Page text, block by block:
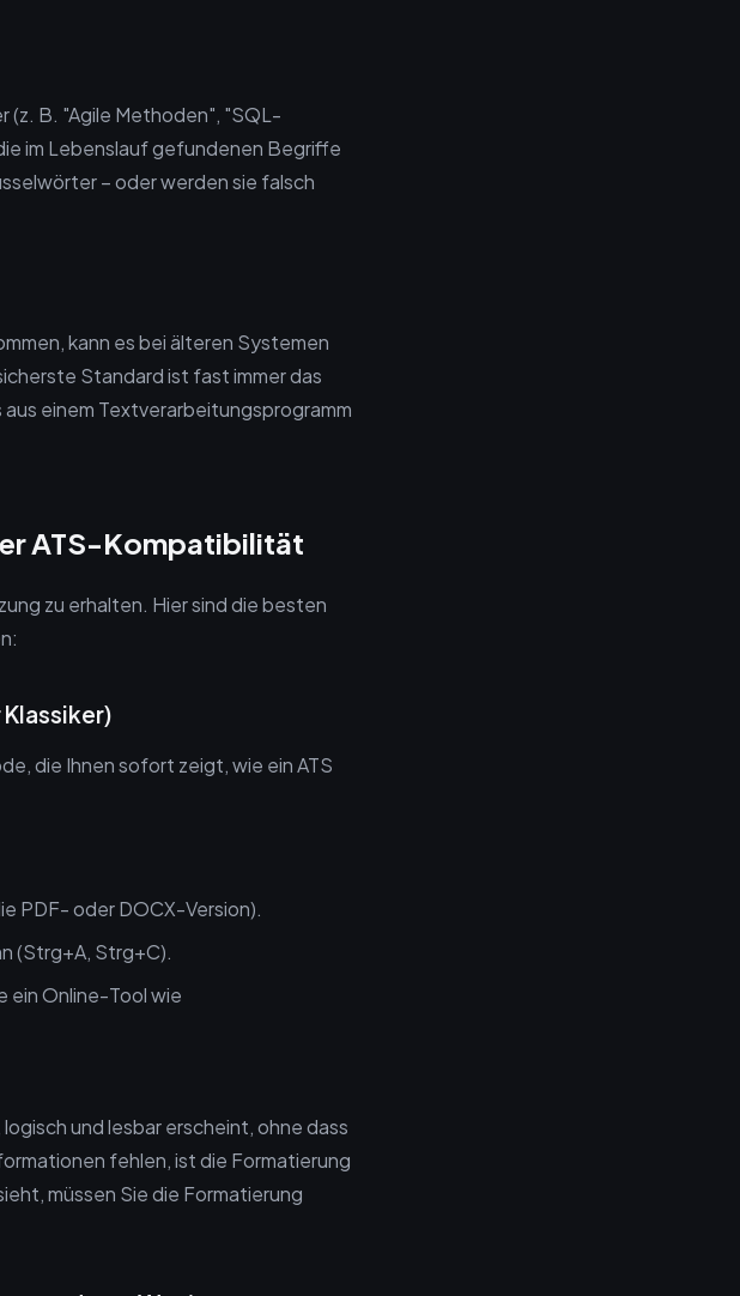
(z. B. "Agile Methoden", "SQL-
im Lebenslauf gefundenen Begriffe
– oder werden sie falsch
kann es bei älteren Systemen
Standard ist fast immer das
einem Textverarbeitungsprogramm
ATS-Kompatibilität
zu erhalten. Hier sind die besten
die Ihnen sofort zeigt, wie ein ATS
PDF- oder DOCX-Version).
(Strg+A, Strg+C).
ein Online-Tool wie
und lesbar erscheint, ohne dass
fehlen, ist die Formatierung
müssen Sie die Formatierung